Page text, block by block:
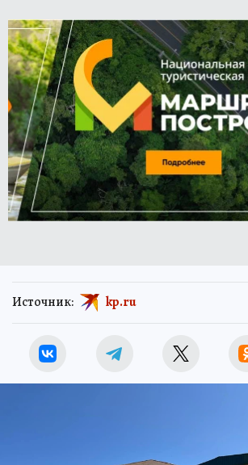
Источник: kp.ru